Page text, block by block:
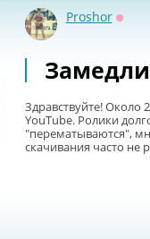
Proshor
Здравствуйте! Около
YouTube. Ролики
"перематываются",
скачивания часто не